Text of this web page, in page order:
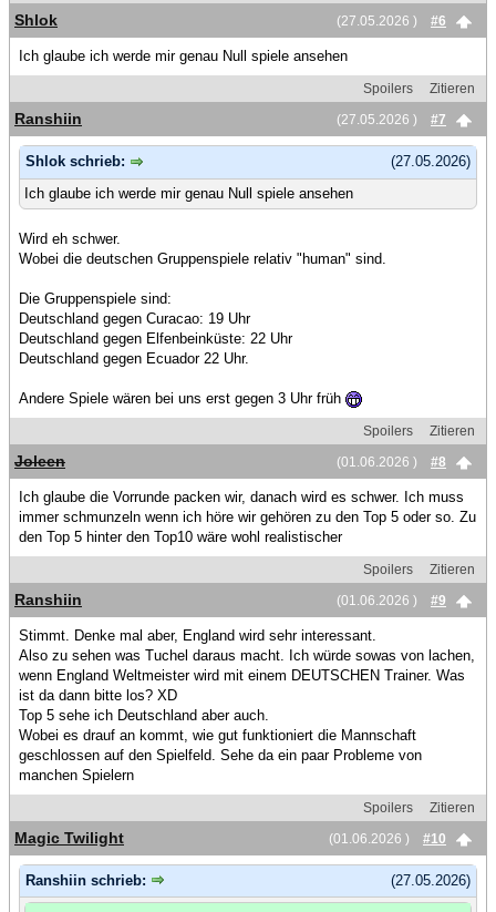
(27.05.2026 )
#6
Shlok
Ich glaube ich werde mir genau Null spiele ansehen
Spoilers
Zitieren
(27.05.2026 )
#7
Ranshiin
(27.05.2026)
Shlok schrieb:
Ich glaube ich werde mir genau Null spiele ansehen
Wird eh schwer.
Wobei die deutschen Gruppenspiele relativ "human" sind.
Die Gruppenspiele sind:
Deutschland gegen Curacao: 19 Uhr
Deutschland gegen Elfenbeinküste: 22 Uhr
Deutschland gegen Ecuador 22 Uhr.
Andere Spiele wären bei uns erst gegen 3 Uhr früh
Spoilers
Zitieren
(01.06.2026 )
#8
Joleen
Ich glaube die Vorrunde packen wir, danach wird es schwer. Ich muss
immer schmunzeln wenn ich höre wir gehören zu den Top 5 oder so. Zu
den Top 5 hinter den Top10 wäre wohl realistischer
Spoilers
Zitieren
(01.06.2026 )
#9
Ranshiin
Stimmt. Denke mal aber, England wird sehr interessant.
Also zu sehen was Tuchel daraus macht. Ich würde sowas von lachen,
wenn England Weltmeister wird mit einem DEUTSCHEN Trainer. Was
ist da dann bitte los? XD
Top 5 sehe ich Deutschland aber auch.
Wobei es drauf an kommt, wie gut funktioniert die Mannschaft
geschlossen auf den Spielfeld. Sehe da ein paar Probleme von
manchen Spielern
Spoilers
Zitieren
(01.06.2026 )
#10
Magic Twilight
(27.05.2026)
Ranshiin schrieb: